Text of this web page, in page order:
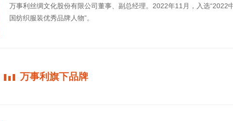
万事利丝绸文化股份有限公司董事、副总经理。2022年11月，入选“2022
国纺织服装优秀品牌人物”。
万事利旗下品牌